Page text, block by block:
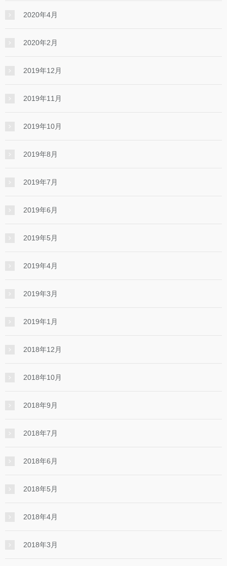
2020年4月
2020年2月
2019年12月
2019年11月
2019年10月
2019年8月
2019年7月
2019年6月
2019年5月
2019年4月
2019年3月
2019年1月
2018年12月
2018年10月
2018年9月
2018年7月
2018年6月
2018年5月
2018年4月
2018年3月